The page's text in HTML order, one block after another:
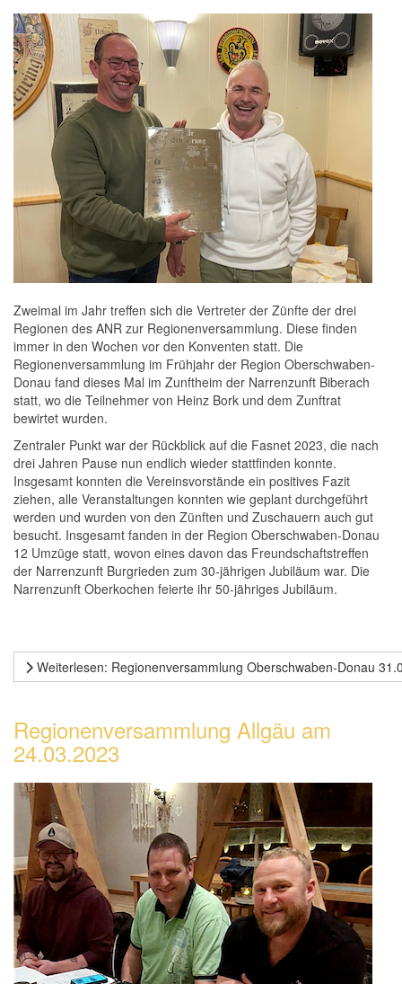
Zweimal im Jahr treffen sich die Vertreter der Zünfte der drei
Regionen des ANR zur Regionenversammlung. Diese finden
immer in den Wochen vor den Konventen statt. Die
Regionenversammlung im Frühjahr der Region Oberschwaben-
Donau fand dieses Mal im Zunftheim der Narrenzunft Biberach
statt, wo die Teilnehmer von Heinz Bork und dem Zunftrat
bewirtet wurden.
Zentraler Punkt war der Rückblick auf die Fasnet 2023, die nach
drei Jahren Pause nun endlich wieder stattfinden konnte.
Insgesamt konnten die Vereinsvorstände ein positives Fazit
ziehen, alle Veranstaltungen konnten wie geplant durchgeführt
werden und wurden von den Zünften und Zuschauern auch gut
besucht. Insgesamt fanden in der Region Oberschwaben-Donau
12 Umzüge statt, wovon eines davon das Freundschaftstreffen
der Narrenzunft Burgrieden zum 30-jährigen Jubiläum war. Die
Narrenzunft Oberkochen feierte ihr 50-jähriges Jubiläum.
Weiterlesen: Regionenversammlung Oberschwaben-Donau
Regionenversammlung Allgäu am
24.03.2023